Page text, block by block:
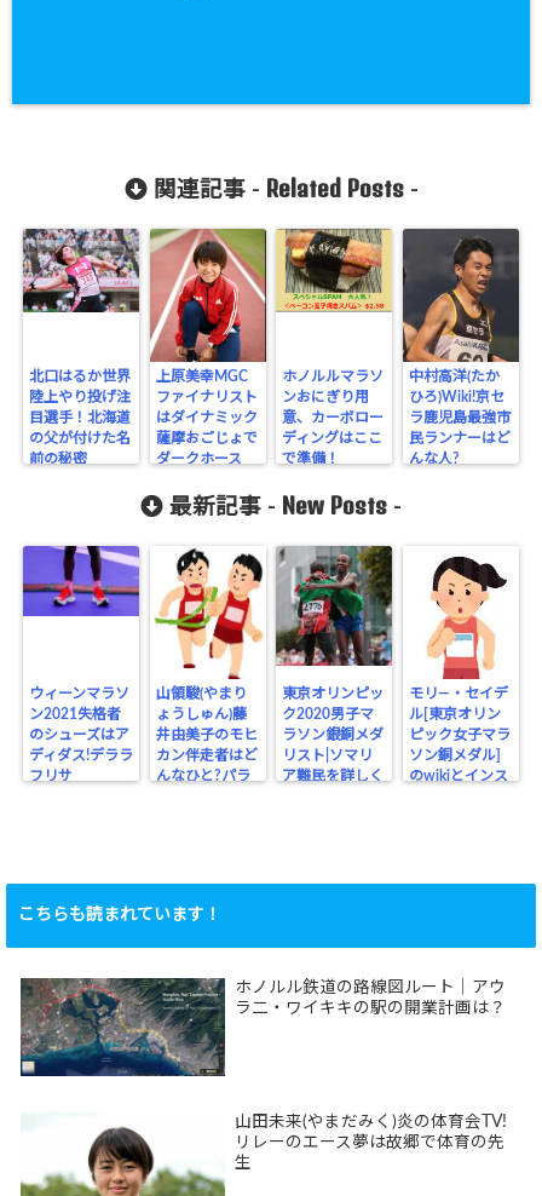
関連記事 - Related Posts-
北口はるか世界
陸上やり投げ注
目選手！北海道
の父が付けた名
前の秘密
上原美幸MGC
ファイナリスト
はダイナミック
薩摩おごじょで
ダークホース
ホノルルマラソ
ンおにぎり用
意、カーボロー
ディングはここ
で準備！
中村高洋(たか
ひろ)Wiki!京セ
ラ鹿児島最強市
民ランナーはど
んな人?
最新記事 - New Posts -
ウィーンマラソ
ン2021失格者
のシューズはア
ディダス!デララ
フリサ
山領駿(やまり
ょうしゅん)藤
井由美子のモヒ
カン伴走者はど
んなひと?パラ
東京オリンピッ
ク2020男子マ
ラソン銀銅メダ
リスト|ソマリ
ア難民を詳しく
モリ―・セイデ
ル[東京オリン
ピック女子マラ
ソン銅メダル]
のwikiとインス
こちらも読まれています！
ホノルル鉄道の路線図ルート｜アウ
ラ二・ワイキキの駅の開業計画は？
山田未来(やまだみく)炎の体育会TV!
リレーのエース夢は故郷で体育の先
生